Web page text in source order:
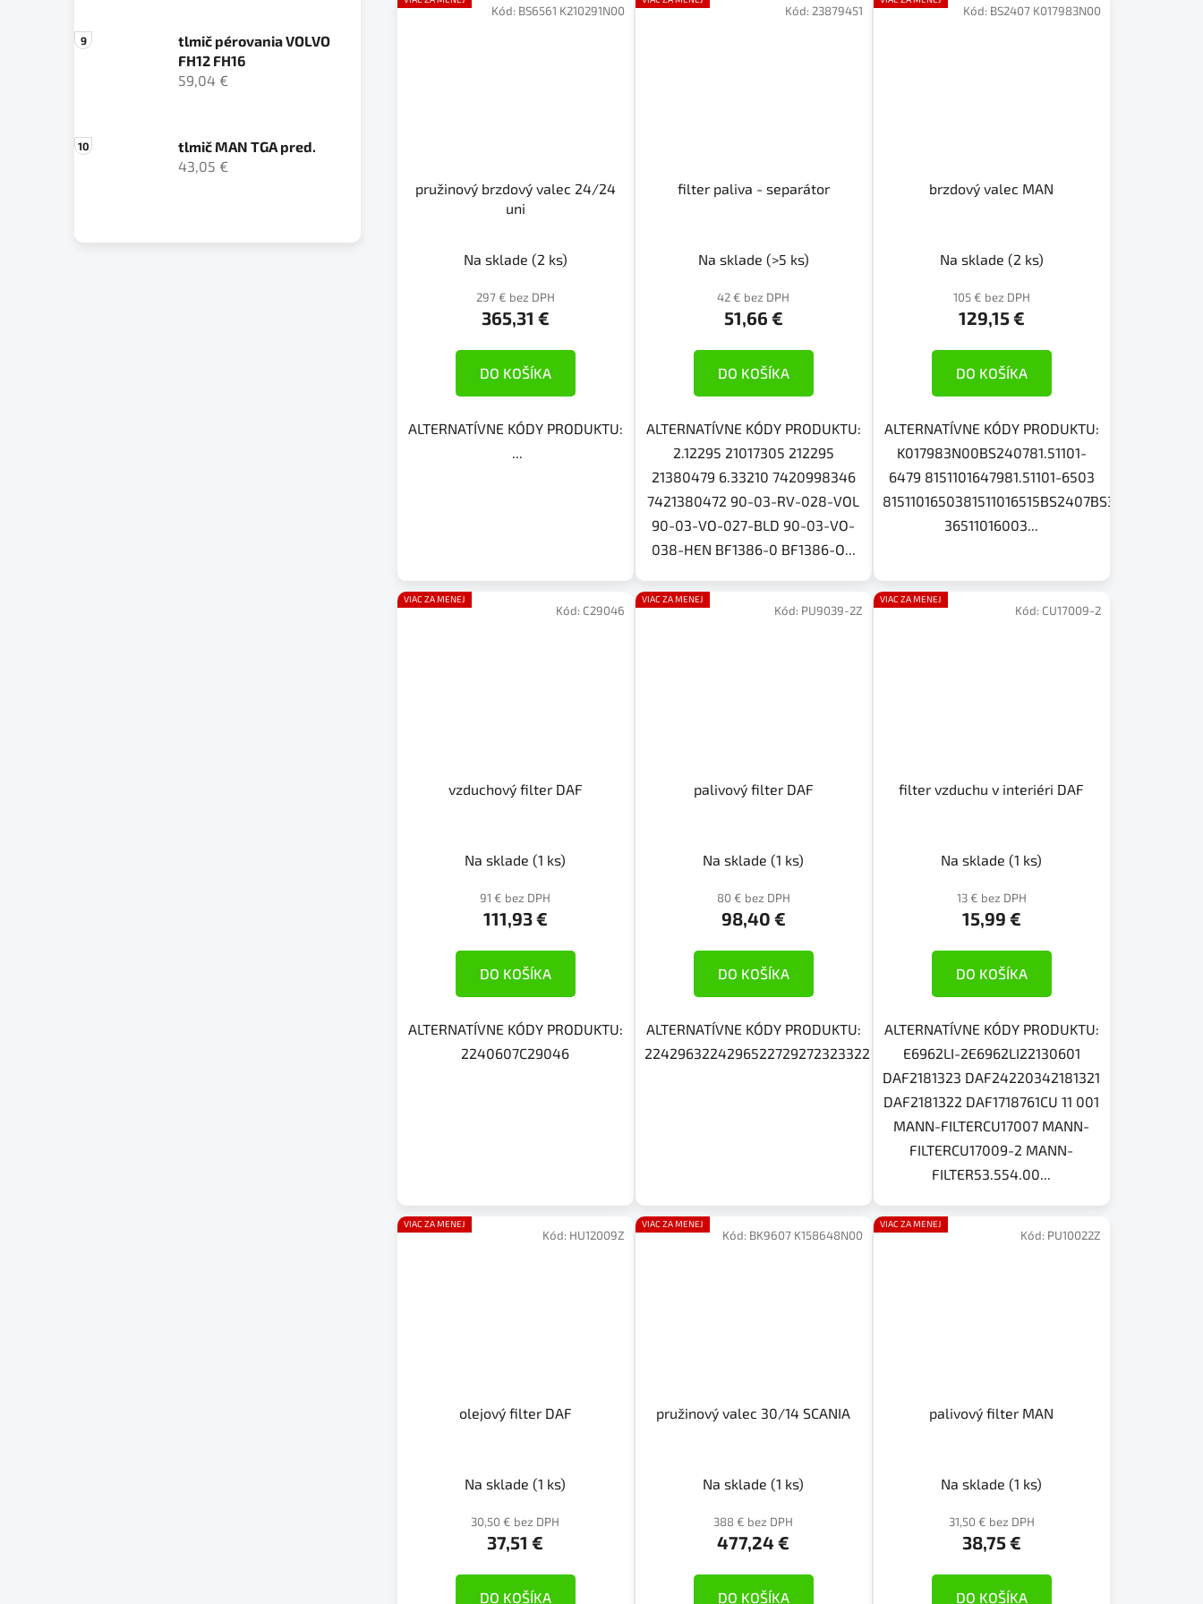
tlmič pérovania VOLVO
FH12 FH16
59,04 €
tlmič MAN TGA pred.
43,05 €
pružinový brzdový valec 24/24
uni
Na sklade (2 ks)
297 € bez DPH
365,31 €
DO KOŠÍKA
ALTERNATÍVNE KÓDY PRODUKTU:
...
Kód: BS6561 K210291N00
filter paliva - separátor
Na sklade (>5 ks)
42 € bez DPH
51,66 €
DO KOŠÍKA
ALTERNATÍVNE KÓDY PRODUKTU:
2.12295 21017305 212295
21380479 6.33210 7420998346
7421380472 90-03-RV-028-VOL
90-03-VO-027-BLD 90-03-VO-
038-HEN BF1386-0 BF1386-O...
Kód: 23879451
brzdový valec MAN
Na sklade (2 ks)
105 € bez DPH
129,15 €
DO KOŠÍKA
ALTERNATÍVNE KÓDY PRODUKTU:
K017983N00BS240781.51101-
6479 8151101647981.51101-6503
8151101650381511016515BS2407BS3801BS3825
36511016003...
Kód: BS2407 K017983N00
VIAC ZA MENEJ
vzduchový filter DAF
Na sklade(1 ks)
91 € bez DPH
111,93 €
DO KOŠÍKA
ALTERNATÍVNE KÓDY PRODUKTU:
2240607C29046
Kód: C29046
VIAC ZA MENEJ
palivový filter DAF
Na sklade(1 ks)
80 € bez DPH
98,40 €
DO KOŠÍKA
ALTERNATÍVNE KÓDY PRODUKTU:
2242963224296522729272323322
Kód: PU9039-2Z
VIAC ZA MENEJ
filter vzduchu v interiéri DAF
Na sklade(1 ks)
13 € bez DPH
15,99 €
DO KOŠÍKA
ALTERNATÍVNE KÓDY PRODUKTU:
E6962LI-2E6962LI22130601
DAF2181323 DAF24220342181321
DAF2181322 DAF1718761CU 11 001
MANN-FILTERCU17007 MANN-
FILTERCU17009-2 MANN-
FILTER53.554.00...
Kód: CU17009-2
VIAC ZA MENEJ
olejový filter DAF
Na sklade(1 ks)
30,50 € bez DPH
37,51 €
DO KOŠÍKA
Kód: HU12009Z
VIAC ZA MENEJ
pružinový valec 30/14 SCANIA
Na sklade(1 ks)
388 € bez DPH
477,24 €
DO KOŠÍKA
Kód: BK9607 K158648N00
VIAC ZA MENEJ
palivový filter MAN
Na sklade(1 ks)
31,50 € bez DPH
38,75 €
DO KOŠÍKA
Kód: PU10022Z